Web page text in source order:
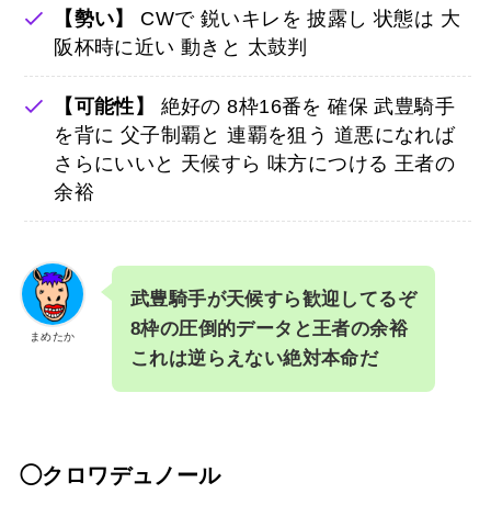
【勢い】
CWで 鋭いキレを 披露し 状態は 大
阪杯時に近い 動きと 太鼓判
【可能性】
絶好の 8枠16番を 確保 武豊騎手
を背に 父子制覇と 連覇を狙う 道悪になれば
さらにいいと 天候すら 味方につける 王者の
余裕
まめたか
武豊騎手が天候すら歓迎してるぞ
8枠の圧倒的データと王者の余裕
これは逆らえない絶対本命だ
◯クロワデュノール